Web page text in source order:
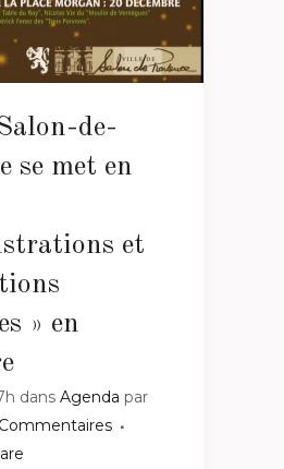
de-
se met en
et
» en
dans Agenda par